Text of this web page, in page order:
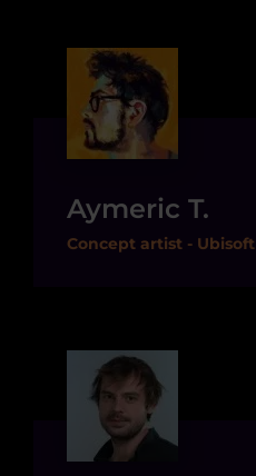
Aymeric T.
Concept artist - Ubisoft